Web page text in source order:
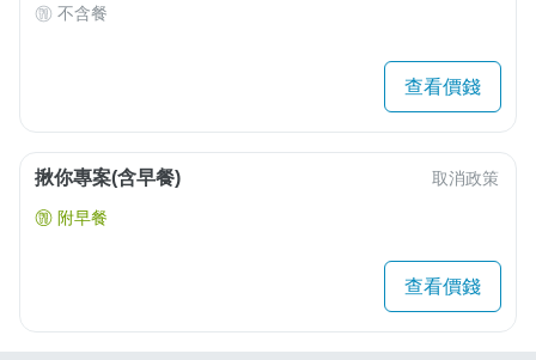
不含餐
查看價錢
揪你專案(含早餐) 取消政策
附早餐
查看價錢